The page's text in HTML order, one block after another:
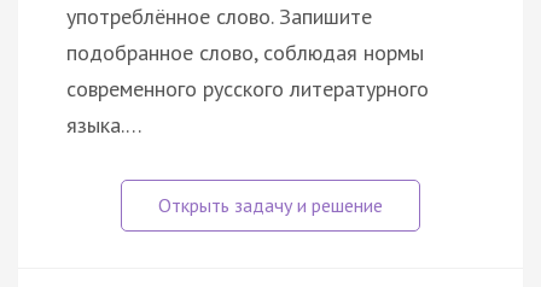
употреблённое слово. Запишите
подобранное слово, соблюдая нормы
современного русского литературного
языка.…